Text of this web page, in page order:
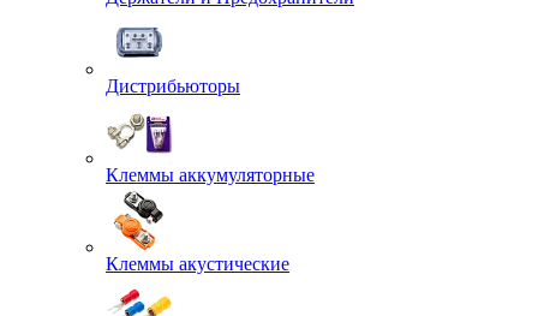
Дистрибьюторы
Клеммы аккумуляторные
Клеммы акустические